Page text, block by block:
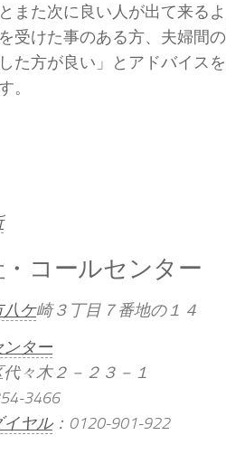
また次に良い人が出て来る
受けた事のある方、夫婦間
た方が良い」とアドバイス
。
コールセンター
八ケ崎３丁目７番地の１４
ター
々木２－２３－１
3466
ヤル：0120-901-922